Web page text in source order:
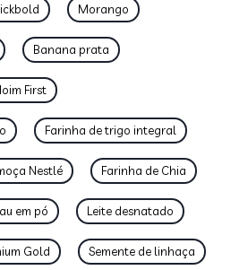
Morango
Banana prata
First
Farinha de trigo integral
Nestlé Farinha de Chia
em pó Leite desnatado
Gold Semente de linhaça